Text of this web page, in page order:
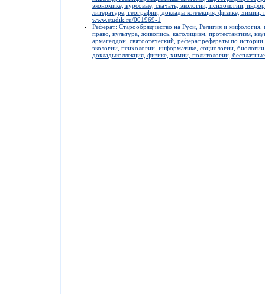
экономике, курсовые, скачать, экологии, психологии,
литературе, географии, доклады коллекция, физике, химии,
www.studik.ru/001969-1
Реферат: Старообрядчество на Руси, Религия и мифология,
право, культура, живопись, католицизм, протестантизм,
армагеддон, святоотеческий, реферат,рефераты по
экологии, психологии, информатике, социологии,
докладыколлекция, физике, химии, политологии,